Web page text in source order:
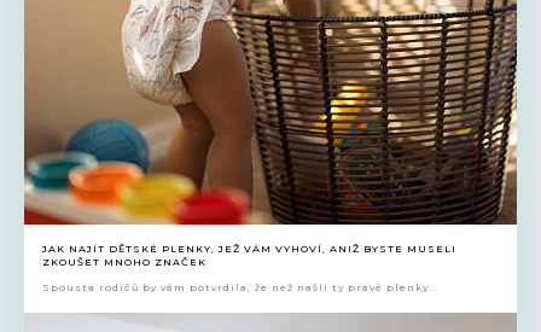
JAK NAJÍT DĚTSKÉ PLENKY, JEŽ VÁM VYHOVÍ, ANIŽ BYSTE MUSELI
ZKOUŠET MNOHO ZNAČEK
Spousta rodičů by vám potvrdila, že než našli ty pravé plenky...